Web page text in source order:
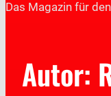
Das Magazin für
Autor: